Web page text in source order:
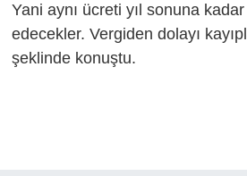
Yani aynı ücreti yıl sonuna
edecekler. Vergiden dolayı
şeklinde konuştu.